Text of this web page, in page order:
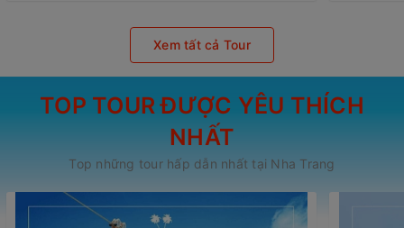
Xem tất cả Tour
TOP TOUR ĐƯỢC YÊU THÍCH
NHẤT
Top những tour hấp dẫn nhất tại Nha Trang